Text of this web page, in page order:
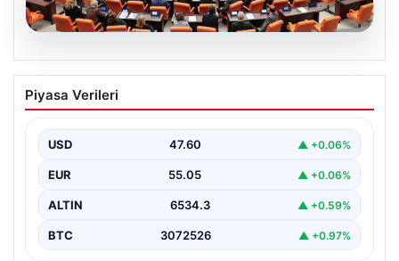
05.08.2026
Önce Tasfiye, Sonra Suçlara Erteleme:
10 Maddede Yeni Süreç Yasası
Güvenlik alanındaki önemli gelişmelerden biri olarak,
yasa…
Piyasa Verileri
USD 47.60 ▲ +0.06%
EUR 55.05 ▲ +0.06%
ALTIN 6534.3 ▲ +0.59%
BTC 3072526 ▲ +0.97%